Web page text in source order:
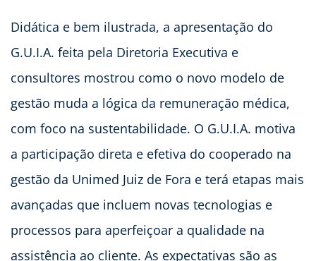
Didática e bem ilustrada, a apresentação do
G.U.I.A. feita pela Diretoria Executiva e
consultores mostrou como o novo modelo de
gestão muda a lógica da remuneração médica,
com foco na sustentabilidade. O G.U.I.A. motiva
a participação direta e efetiva do cooperado na
gestão da Unimed Juiz de Fora e terá etapas mais
avançadas que incluem novas tecnologias e
processos para aperfeiçoar a qualidade na
assistência ao cliente. As expectativas são as